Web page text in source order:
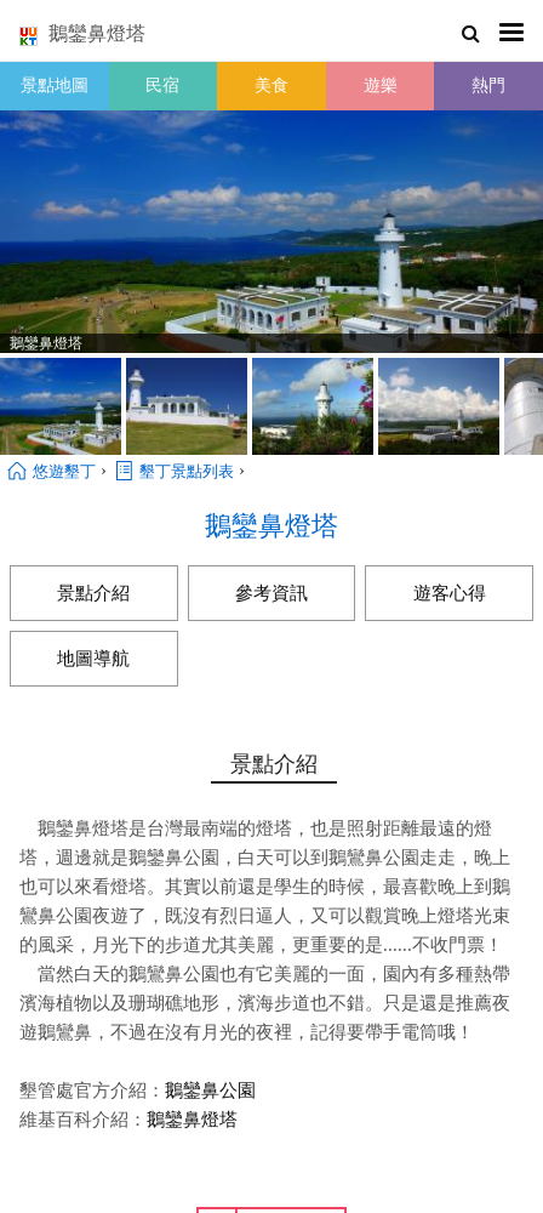
鵝鑾鼻燈塔
景點地圖 民宿 美食 遊樂 熱門
鵝鑾鼻燈塔
悠遊墾丁 › 墾丁景點列表 ›
鵝鑾鼻燈塔
景點介紹 參考資訊 遊客心得
地圖導航
景點介紹
鵝鑾鼻燈塔是台灣最南端的燈塔，也是照射距離最遠的燈
塔，週邊就是鵝鑾鼻公園，白天可以到鵝鸞鼻公園走走，晚上
也可以來看燈塔。其實以前還是學生的時候，最喜歡晚上到鵝
鸞鼻公園夜遊了，既沒有烈日逼人，又可以觀賞晚上燈塔光束
的風采，月光下的步道尤其美麗，更重要的是......不收門票！
當然白天的鵝鸞鼻公園也有它美麗的一面，園內有多種熱帶
濱海植物以及珊瑚礁地形，濱海步道也不錯。只是還是推薦夜
遊鵝鸞鼻，不過在沒有月光的夜裡，記得要帶手電筒哦！
墾管處官方介紹： 鵝鑾鼻公園
維基百科介紹： 鵝鑾鼻燈塔